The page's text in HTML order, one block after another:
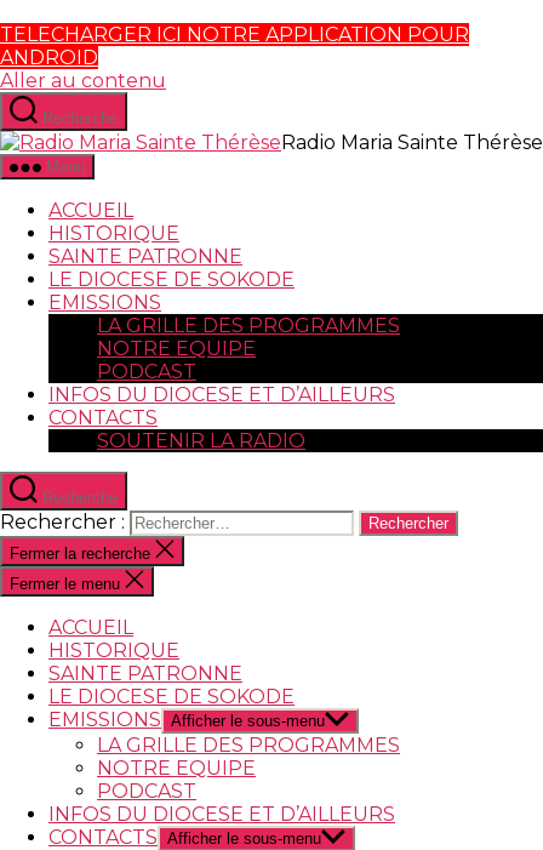
TELECHARGER ICI NOTRE APPLICATION POUR
ANDROID
Aller au contenu
Recherche
Radio Maria Sainte Thérèse
Menu
ACCUEIL
HISTORIQUE
SAINTE PATRONNE
LE DIOCESE DE SOKODE
EMISSIONS
LA GRILLE DES PROGRAMMES
NOTRE EQUIPE
PODCAST
INFOS DU DIOCESE ET D’AILLEURS
CONTACTS
SOUTENIR LA RADIO
Recherche
Rechercher :
Fermer la recherche
Fermer le menu
ACCUEIL
HISTORIQUE
SAINTE PATRONNE
LE DIOCESE DE SOKODE
EMISSIONS Afficher le sous-menu
LA GRILLE DES PROGRAMMES
NOTRE EQUIPE
PODCAST
INFOS DU DIOCESE ET D’AILLEURS
CONTACTS Afficher le sous-menu